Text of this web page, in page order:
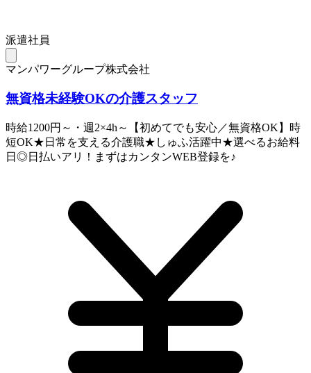
派遣社員
マンパワーグループ株式会社
無資格未経験OKの介護スタッフ
時給1200円～・週2×4h～【初めてでも安心／無資格OK】時
短OK★日常を支える介護職★しゅふ活躍中★選べるお給料
日◎日払いアリ！まずはカンタンWEB登録を♪